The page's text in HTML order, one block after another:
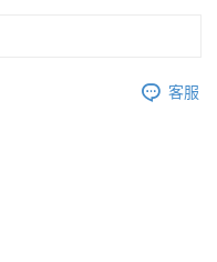
客服